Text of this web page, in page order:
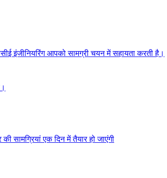
इंजीनियरिंग आपको सामग्री चयन में सहायता करती है।
सामग्रियां एक दिन में तैयार हो जाएंगी